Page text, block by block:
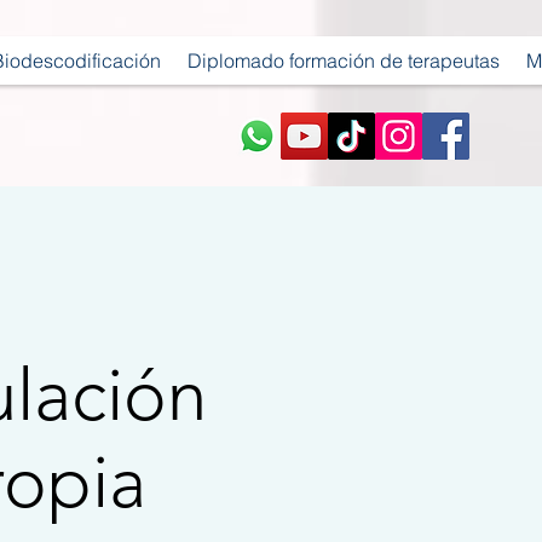
Diplomado formación de terapeutas